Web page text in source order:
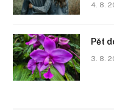
4. 8.
Pět
3. 8.